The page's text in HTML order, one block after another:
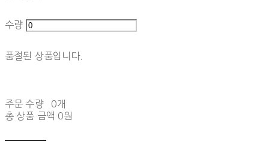
수량
품절된 상품입니다.
주문 수량
0개
총 상품 금액 0원